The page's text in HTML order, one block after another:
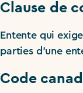
Clause de
Entente qui
parties d’une
Code